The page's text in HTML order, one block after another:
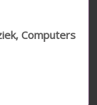
Computers